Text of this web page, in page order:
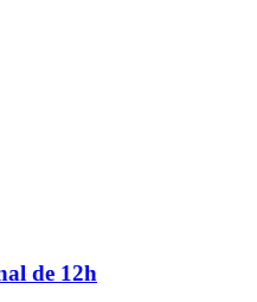
de 12h